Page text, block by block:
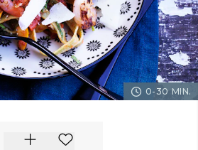
0-30 MIN.